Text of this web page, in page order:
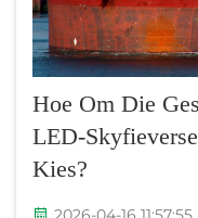
Hoe Om Die
LED-
Kies?